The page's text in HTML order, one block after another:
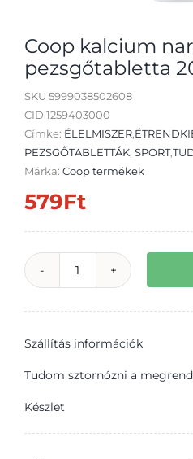
Coop kalcium
pezsgőtabletta
SKU 5999038502608
CID 1259403000
Címke: ÉLELMISZER,
PEZSGŐTABLETTÁK, SPORT,
Márka: Coop termékek
579Ft
ízű
pezsgőtabletta
Szállítás információk
Tudom sztornózni a
Készlet